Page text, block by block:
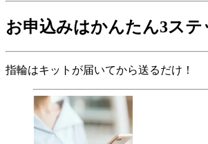
お申込みはかんたん3ステ
指輪はキットが届いてから送るだけ！